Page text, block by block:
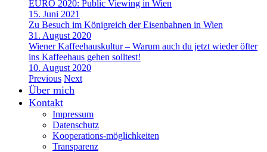
EURO 2020: Public Viewing in Wien
15. Juni 2021
Zu Besuch im Königreich der Eisenbahnen in Wien
31. August 2020
Wiener Kaffeehauskultur – Warum auch du jetzt wieder öfter
ins Kaffeehaus gehen solltest!
10. August 2020
Previous Next
Über mich
Kontakt
Impressum
Datenschutz
Kooperations-möglichkeiten
Transparenz